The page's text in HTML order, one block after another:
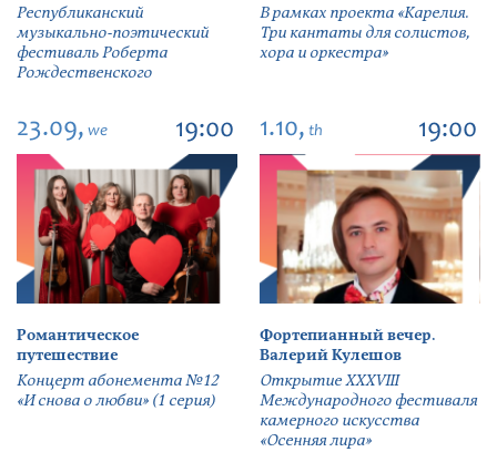
Республиканский
музыкально-поэтический
фестиваль Роберта
Рождественского
В рамках проекта «Карелия.
Три кантаты для солистов,
хора и оркестра»
23.09, we 19:00
Романтическое
путешествие
Концерт абонемента №12
«И снова о любви» (1 серия)
1.10, th 19:00
Фортепианный вечер.
Валерий Кулешов
Открытие ХХХVIII
Международного фестиваля
камерного искусства
«Осенняя лира»